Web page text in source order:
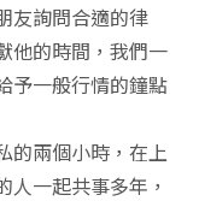
詢問合適的律
他的時間，我們一
予一般行情的鐘點
兩個小時，在上
一起共事多年，